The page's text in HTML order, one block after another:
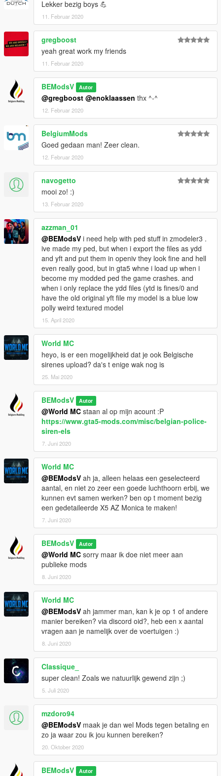
Lekker bezig boys 💪
11. Februar 2020
gregboost
yeah great work my friends
11. Februar 2020
BEModsV Autor
@gregboost @enoklaassen thx ^-^
12. Februar 2020
BelgiumMods
Goed gedaan man! Zeer clean.
12. Februar 2020
navogetto
mooi zo! :)
13. Februar 2020
azzman_01
@BEModsV i need help with ped stuff in zmodeler3 .
ive made my ped, but when i export the files as ydd
and yft and put them in openiv they look fine and hell
even really good, but in gta5 whne i load up when i
become my modded ped the game crashes. and
when i only replace the ydd files (ytd is fines/0 and
have the old original yft file my model is a blue low
polly weird textured model
15. April 2020
World MC
heyo, is er een mogelijkheid dat je ook Belgische
sirenes upload? da's t enige wak nog is
25. Mai 2020
BEModsV Autor
@World MC staan al op mijn acount :P
https://www.gta5-mods.com/misc/belgian-police-
siren-els
7. Juni 2020
World MC
@BEModsV ah ja, alleen helaas een geselecteerd
aantal, en niet zo zeer een goede luchthoorn erbij, we
kunnen evt samen werken? ben op t moment bezig
een gedetaileerde X5 AZ Monica te maken!
7. Juni 2020
BEModsV Autor
@World MC sorry maar ik doe niet meer aan
publieke mods
8. Juni 2020
World MC
@BEModsV ah jammer man, kan k je op 1 of andere
manier bereiken? via discord oid?, heb een x aantal
vragen aan je namelijk over de voertuigen :)
8. Juni 2020
Classique_
super clean! Zoals we natuurlijk gewend zijn ;)
5. Juli 2020
mzdoro94
@BEModsV maak je dan wel Mods tegen betaling en
zo ja waar zou ik jou kunnen bereiken?
20. Oktober 2020
BEModsV Autor